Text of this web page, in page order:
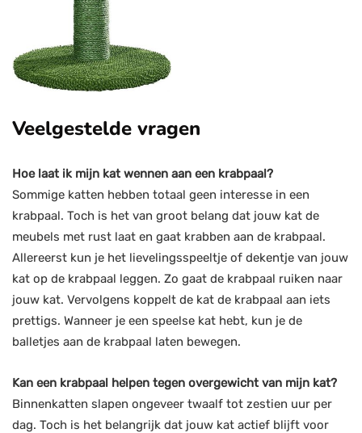
Veelgestelde vragen
Hoe laat ik mijn kat wennen aan een krabpaal?
Sommige katten hebben totaal geen interesse in een
krabpaal. Toch is het van groot belang dat jouw kat de
meubels met rust laat en gaat krabben aan de krabpaal.
Allereerst kun je het lievelingsspeeltje of dekentje van jouw
kat op de krabpaal leggen. Zo gaat de krabpaal ruiken naar
jouw kat. Vervolgens koppelt de kat de krabpaal aan iets
prettigs. Wanneer je een speelse kat hebt, kun je de
balletjes aan de krabpaal laten bewegen.
Kan een krabpaal helpen tegen overgewicht van mijn kat?
Binnenkatten slapen ongeveer twaalf tot zestien uur per
dag. Toch is het belangrijk dat jouw kat actief blijft voor